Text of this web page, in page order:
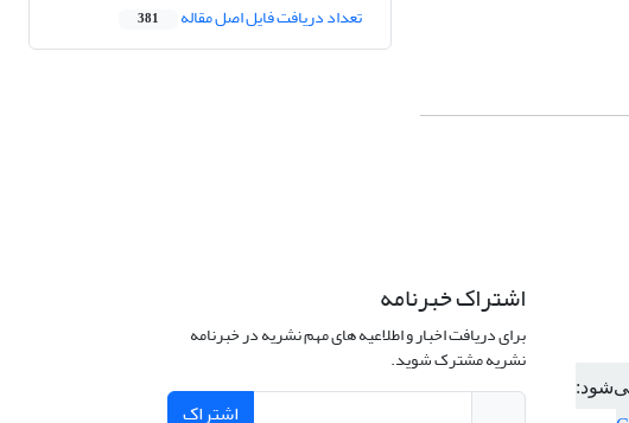
تعداد دریافت فایل اصل مقاله 381
اشتراک خبرنامه
برای دریافت اخبار و اطلاعیه های مهم نشریه در خبرنامه
نشریه مشترک شوید.
اشتراک